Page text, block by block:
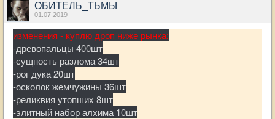
ОБИТЕЛЬ_ТЬМЫ
01.07.2019
изменения - куплю дроп ниже рынка:
-древопальцы 400шт
-сущность разлома 34шт
-рог дука 20шт
-осколок жемчужины 36шт
-реликвия утопших 8шт
-элитный набор алхима 10шт